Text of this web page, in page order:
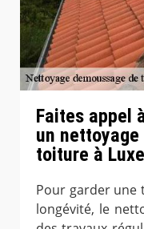
Faites appel
un
toiture à
Pour garder une
longévité, le